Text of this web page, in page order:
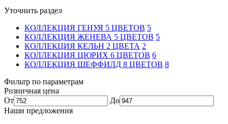
Уточнить раздел
КОЛЛЕКЦИЯ ГЕНУЯ 5 ЦВЕТОВ 5
КОЛЛЕКЦИЯ ЖЕНЕВА 5 ЦВЕТОВ 5
КОЛЛЕКЦИЯ КЕЛЬН 2 ЦВЕТА 2
КОЛЛЕКЦИЯ ЦЮРИХ 6 ЦВЕТОВ 6
КОЛЛЕКЦИЯ ШЕФФИЛД 8 ЦВЕТОВ 8
Фильтр по параметрам
Розничная цена
От
До
Наши предложения